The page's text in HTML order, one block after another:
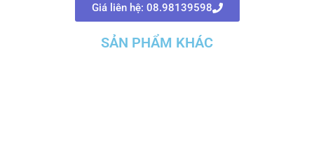
Giá liên hệ: 08.98139598
SẢN PHẨM KHÁC